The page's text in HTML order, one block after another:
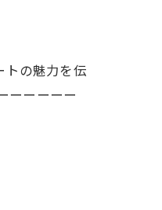
トの魅力を伝
ーーーーー